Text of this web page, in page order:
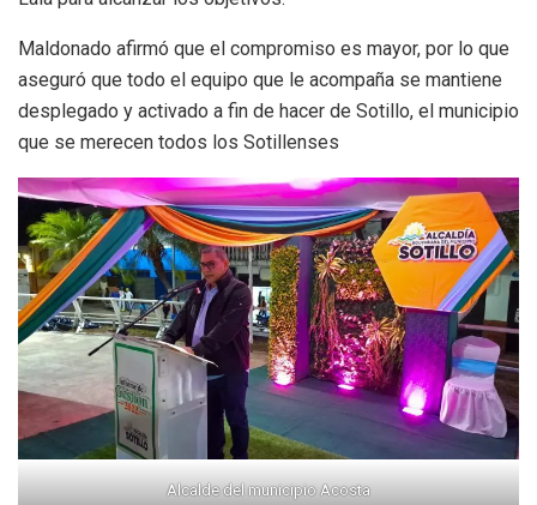
Maldonado afirmó que el compromiso es mayor, por lo que
aseguró que todo el equipo que le acompaña se mantiene
desplegado y activado a fin de hacer de Sotillo, el municipio
que se merecen todos los Sotillenses
Alcalde del municipio Acosta